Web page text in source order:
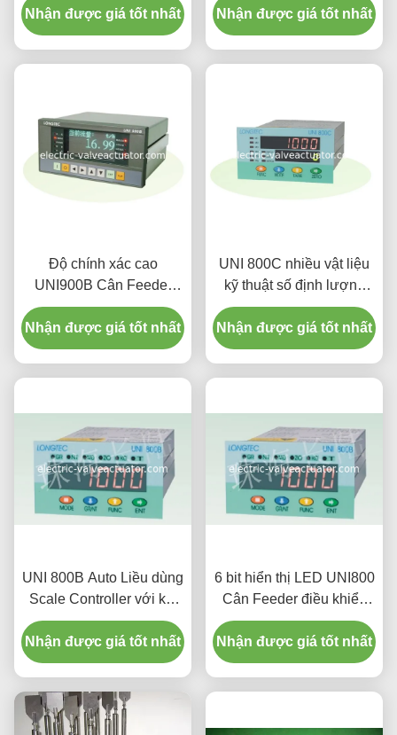
Nhận được giá tốt nhất
điều khiển 4 - 20mA
Nhận được giá tốt nhất
Độ chính xác cao
UNI900B Cân Feeder
Belt Scale điều khiển 32
bit, AC 180V ~ 265V
Nhận được giá tốt nhất
UNI 800C nhiều vật liệu
kỹ thuật số định lượng
Cân Feeder Controller
với Tự diganoisis
Nhận được giá tốt nhất
UNI 800B Auto Liều dùng
Scale Controller với kết
quả đầu ra tín hiệu 4
swicth thiết lập bằng
phần mềm
Nhận được giá tốt nhất
6 bit hiển thị LED UNI800
Cân Feeder điều khiển
cho xe tăng / cân phễu
Nhận được giá tốt nhất